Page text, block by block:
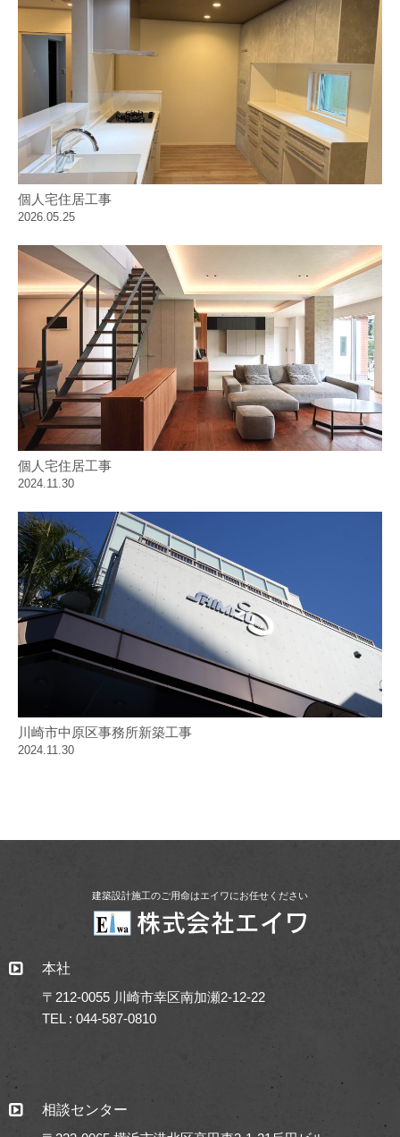
個人宅住居工事
2026.05.25
個人宅住居工事
2024.11.30
川崎市中原区事務所新築工事
2024.11.30
建築設計施工のご用命はエイワにお任せください
本社
〒212-0055 川崎市幸区南加瀬2-12-22
TEL : 044-587-0810
相談センター